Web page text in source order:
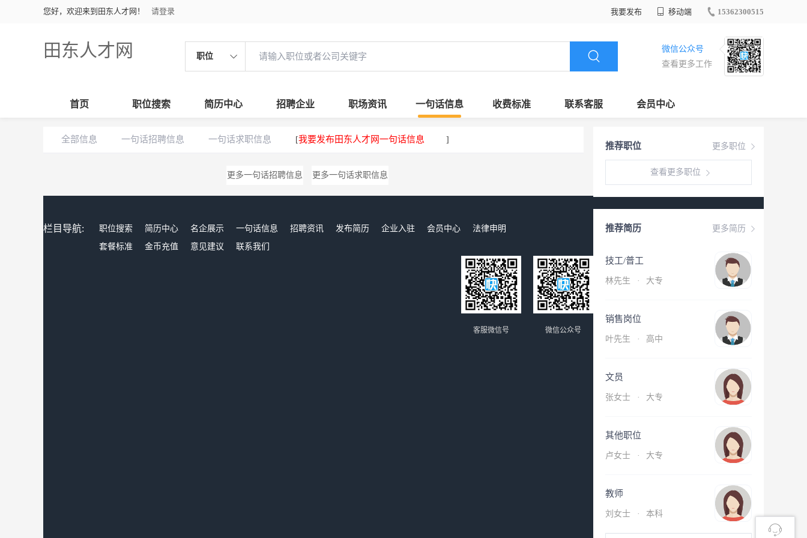
您好，欢迎来到田东人才网！ 请登录 我要发布 移动端 15362300515
田东人才网 职位
微信公众号
查看更多工作
首页 职位搜索 简历中心 招聘企业 职场资讯 一句话信息 收费标准 联系客服 会员中心
更多职位
推荐职位
查看更多职位
更多简历
推荐简历
技工/普工
林先生 · 大专
销售岗位
叶先生 · 高中
文员
张女士 · 大专
其他职位
卢女士 · 大专
教师
刘女士 · 本科
全部信息 一句话招聘信息 一句话求职信息 [我要发布田东人才网一句话信息 ]
更多一句话招聘信息 更多一句话求职信息
栏目导航: 职位搜索 简历中心 名企展示 一句话信息 招聘资讯 发布简历 企业入驻 会员中心
法律申明
套餐标准
金币充值 意见建议 联系我们
微信公众号
客服微信号